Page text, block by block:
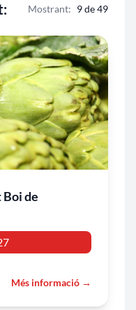
Mostrant: 18 de 47
Boi de
Més informació →